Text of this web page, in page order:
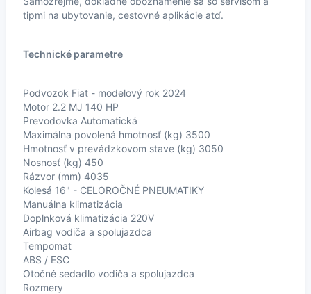
tipmi na ubytovanie, cestovné aplikácie atď.
Technické parametre
Podvozok Fiat - modelový rok 2024
Motor 2.2 MJ 140 HP
Prevodovka Automatická
Maximálna povolená hmotnosť (kg) 3500
Hmotnosť v prevádzkovom stave (kg) 3050
Nosnosť (kg) 450
Rázvor (mm) 4035
Kolesá 16" - CELOROČNÉ PNEUMATIKY
Manuálna klimatizácia
Doplnková klimatizácia 220V
Airbag vodiča a spolujazdca
Tempomat
ABS / ESC
Otočné sedadlo vodiča a spolujazdca
Rozmery